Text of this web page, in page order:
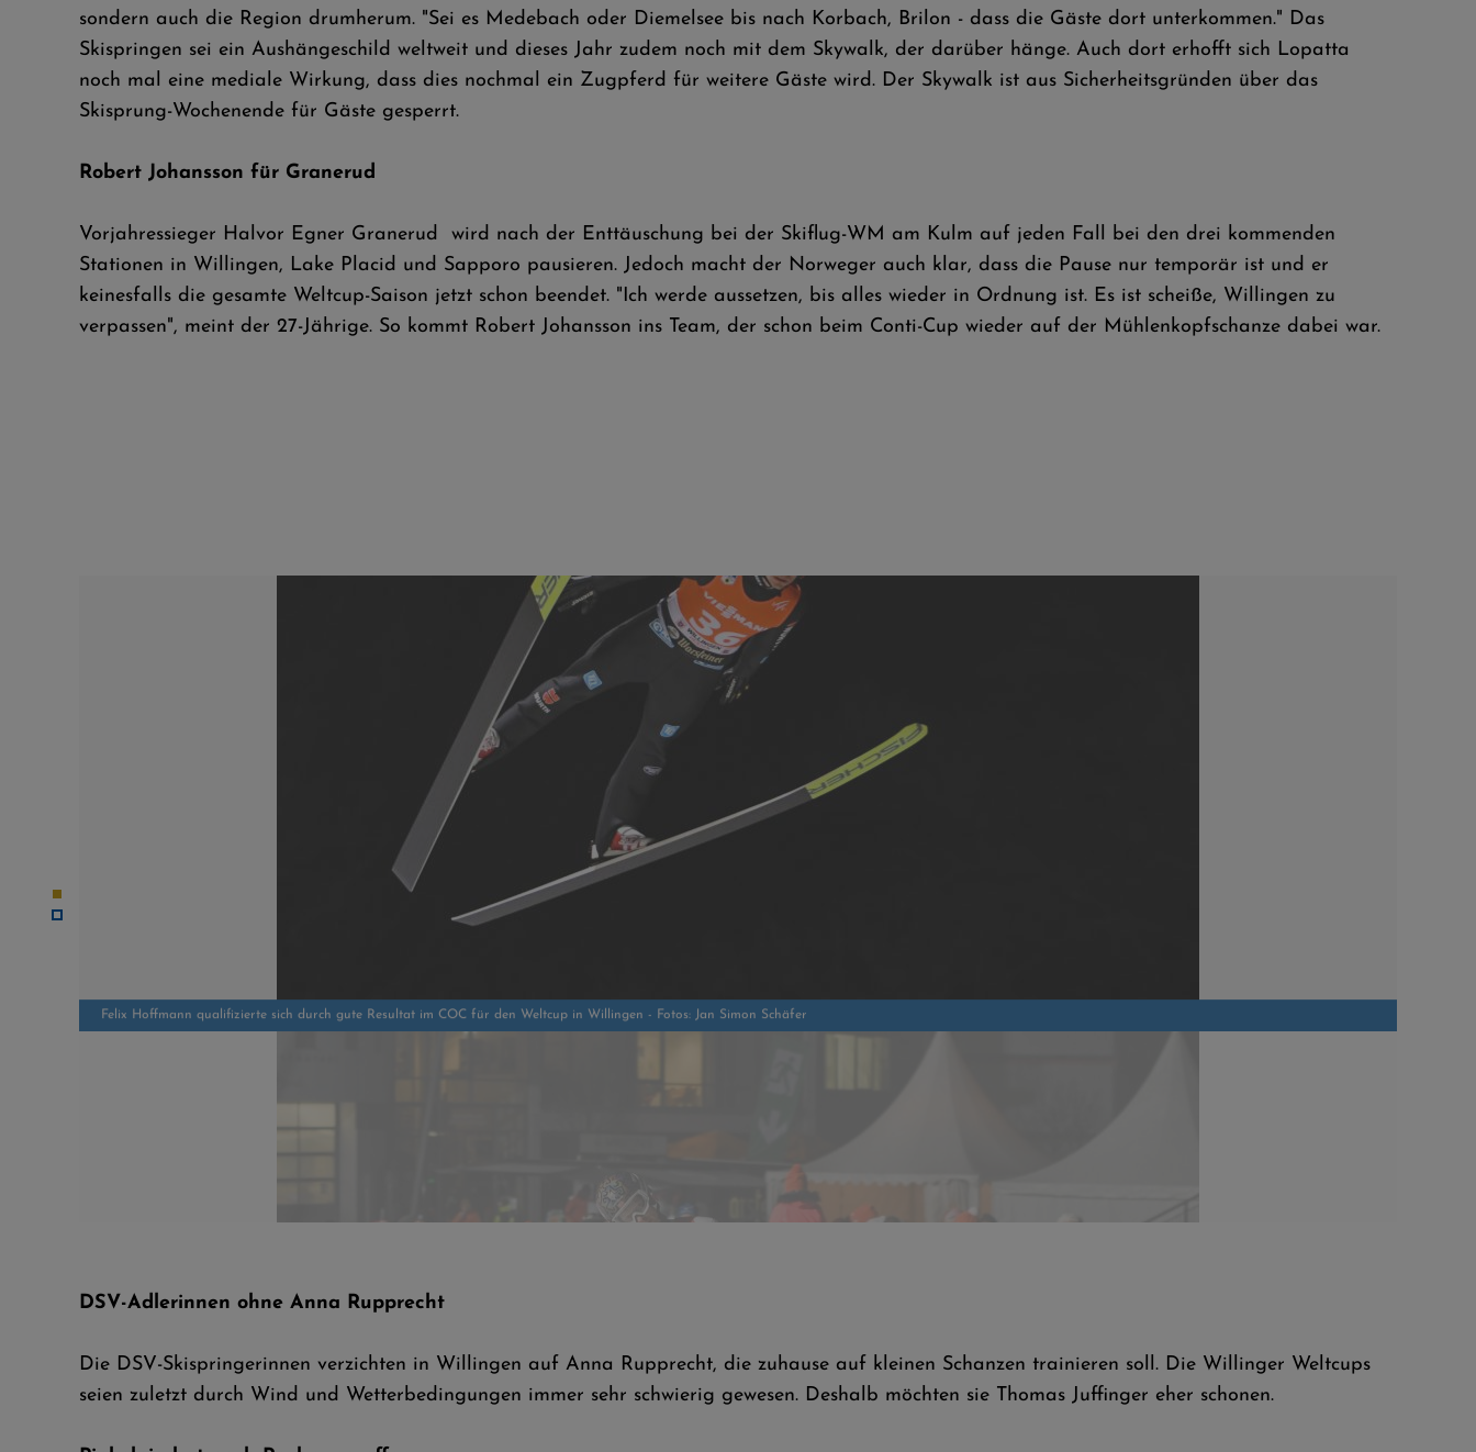
sondern auch die Region drumherum. "Sei es Medebach oder Diemelsee bis nach Korbach, Brilon - dass die Gäste dort unterkommen." Das
Skispringen sei ein Aushängeschild weltweit und dieses Jahr zudem noch mit dem Skywalk, der darüber hänge. Auch dort erhofft sich Lopatta
noch mal eine mediale Wirkung, dass dies nochmal ein Zugpferd für weitere Gäste wird. Der Skywalk ist aus Sicherheitsgründen über das
Skisprung-Wochenende für Gäste gesperrt.
Robert Johansson für Granerud
Vorjahressieger Halvor Egner Granerud wird nach der Enttäuschung bei der Skiflug-WM am Kulm auf jeden Fall bei den drei kommenden
Stationen in Willingen, Lake Placid und Sapporo pausieren. Jedoch macht der Norweger auch klar, dass die Pause nur temporär ist und er
keinesfalls die gesamte Weltcup-Saison jetzt schon beendet. "Ich werde aussetzen, bis alles wieder in Ordnung ist. Es ist scheiße, Willingen zu
verpassen", meint der 27-Jährige. So kommt Robert Johansson ins Team, der schon beim Conti-Cup wieder auf der Mühlenkopfschanze dabei war.
DSV-Adlerinnen ohne Anna Rupprecht
Die DSV-Skispringerinnen verzichten in Willingen auf Anna Rupprecht, die zuhause auf kleinen Schanzen trainieren soll. Die Willinger Weltcups
seien zuletzt durch Wind und Wetterbedingungen immer sehr schwierig gewesen. Deshalb möchten sie Thomas Juffinger eher schonen.